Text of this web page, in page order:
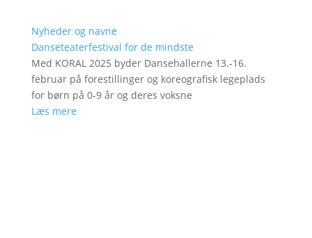
Nyheder og navne
Danseteaterfestival for de mindste
Med KORAL 2025 byder Dansehallerne 13.-16.
februar på forestillinger og koreografisk legeplads
for børn på 0-9 år og deres voksne
Læs mere